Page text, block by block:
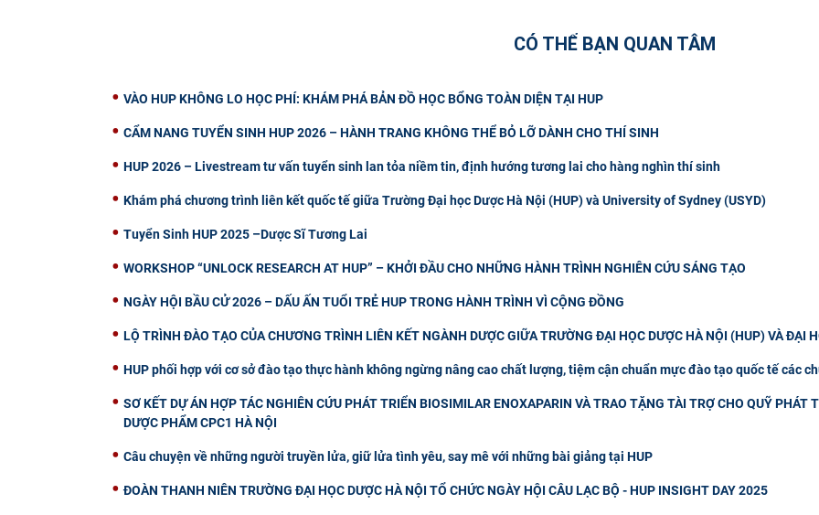
CÓ THỂ BẠN QUAN TÂM
VÀO HUP KHÔNG LO HỌC PHÍ: KHÁM PHÁ BẢN ĐỒ HỌC BỔNG TOÀN DIỆN TẠI HUP
CẨM NANG TUYỂN SINH HUP 2026 – HÀNH TRANG KHÔNG THỂ BỎ LỠ DÀNH CHO THÍ SINH
HUP 2026 – Livestream tư vấn tuyển sinh lan tỏa niềm tin, định hướng tương lai cho hàng nghìn thí sinh
Khám phá chương trình liên kết quốc tế giữa Trường Đại học Dược Hà Nội (HUP) và University of Sydney (USYD)
Tuyển Sinh HUP 2025 –Dược Sĩ Tương Lai
WORKSHOP “UNLOCK RESEARCH AT HUP” – KHỞI ĐẦU CHO NHỮNG HÀNH TRÌNH NGHIÊN CỨU SÁNG TẠO
NGÀY HỘI BẦU CỬ 2026 – DẤU ẤN TUỔI TRẺ HUP TRONG HÀNH TRÌNH VÌ CỘNG ĐỒNG
LỘ TRÌNH ĐÀO TẠO CỦA CHƯƠNG TRÌNH LIÊN KẾT NGÀNH DƯỢC GIỮA TRƯỜNG ĐẠI HỌC DƯỢC HÀ NỘI (HUP) VÀ ĐẠI
HUP phối hợp với cơ sở đào tạo thực hành không ngừng nâng cao chất lượng, tiệm cận chuẩn mực đào tạo quốc tế các
SƠ KẾT DỰ ÁN HỢP TÁC NGHIÊN CỨU PHÁT TRIỂN BIOSIMILAR ENOXAPARIN VÀ TRAO TẶNG TÀI TRỢ CHO QUỸ PHÁT
DƯỢC PHẨM CPC1 HÀ NỘI
Câu chuyện về những người truyền lửa, giữ lửa tình yêu, say mê với những bài giảng tại HUP
ĐOÀN THANH NIÊN TRƯỜNG ĐẠI HỌC DƯỢC HÀ NỘI TỔ CHỨC NGÀY HỘI CÂU LẠC BỘ - HUP INSIGHT DAY 2025